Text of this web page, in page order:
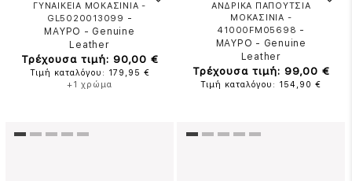
ΓΥΝΑΙΚΕΙΑ ΜΟΚΑΣΙΝΙΑ -
GL5020013099 -
ΜΑΥΡΟ - Genuine
Leather
Τρέχουσα τιμή: 90,00 €
Τιμή καταλόγου: 179,95 €
+1 χρώμα
ΑΝΔΡΙΚΑ ΠΑΠΟΥΤΣΙΑ
ΜΟΚΑΣΙΝΙΑ -
41000FM05698 -
ΜΑΥΡΟ - Genuine
Leather
Τρέχουσα τιμή: 99,00 €
Τιμή καταλόγου: 154,90 €